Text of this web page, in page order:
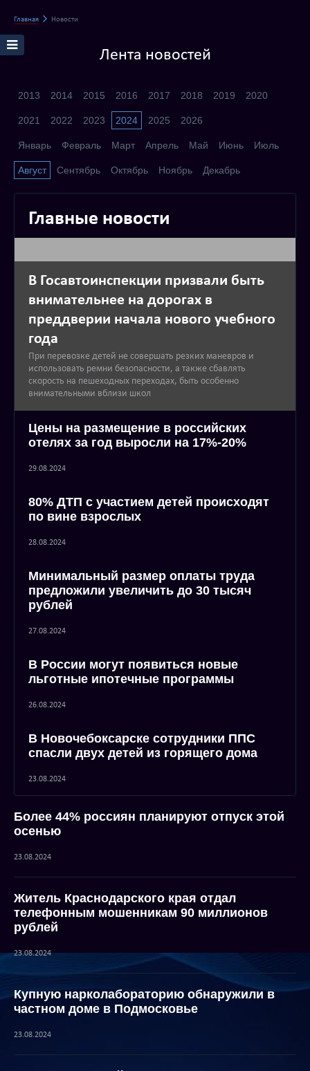
Главная Новости
Лента новостей
2013 2014 2015 2016 2017 2018 2019 2020
2021 2022 2023 2024 2025 2026
Январь Февраль Март Апрель Май Июнь Июль
Август Сентябрь Октябрь Ноябрь Декабрь
Главные новости
В Госавтоинспекции призвали быть
внимательнее на дорогах в
преддверии начала нового учебного
года
При перевозке детей не совершать резких маневров и
использовать ремни безопасности, а также сбавлять
скорость на пешеходных переходах, быть особенно
внимательными вблизи школ
Цены на размещение в российских
отелях за год выросли на 17%-20%
29.08.2024
80% ДТП с участием детей происходят
по вине взрослых
28.08.2024
Минимальный размер оплаты труда
предложили увеличить до 30 тысяч
рублей
27.08.2024
В России могут появиться новые
льготные ипотечные программы
26.08.2024
В Новочебоксарске сотрудники ППС
спасли двух детей из горящего дома
23.08.2024
Более 44% россиян планируют отпуск этой
осенью
23.08.2024
Житель Краснодарского края отдал
телефонным мошенникам 90 миллионов
рублей
23.08.2024
Купную нарколабораторию обнаружили в
частном доме в Подмосковье
23.08.2024